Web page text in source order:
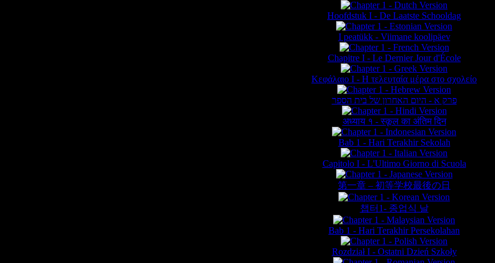
Hoofdstuk I - De Laatste Schooldag
I peatükk - Viimane koolipäev
Chapitre I - Le Dernier Jour d'École
Κεφάλαιο Ι - Η τελευταία μέρα στο σχολείο
פרק א - היום האחרון של בית הספר
अध्याय १ - स्कूल का अंतिम दिन
Bab 1 - Hari Terakhir Sekolah
Capitolo I - L'Ultimo Giorno di Scuola
第一章 – 初等学校最後の日
챕터1- 종업식 날
Bab 1 - Hari Terakhir Persekolahan
Rozdział I - Ostatni Dzień Szkoły